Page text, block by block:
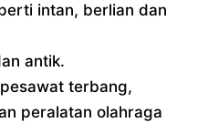
intan, berlian dan
antik.
terbang,
peralatan olahraga